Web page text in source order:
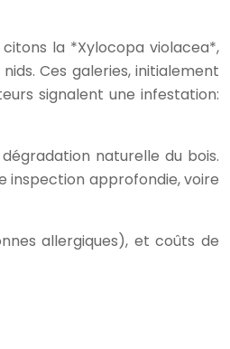
la *Xylocopa violacea*,
Ces galeries, initialement
signalent une infestation:
naturelle du bois.
inspection approfondie, voire
allergiques), et coûts de